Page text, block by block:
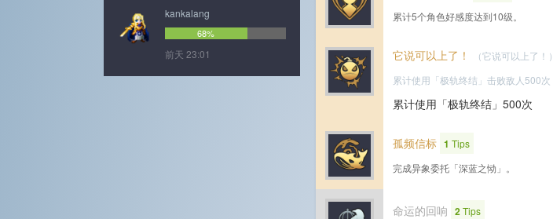
累计5个角色好感度达到10级。
它说可以上了！ （它说可以上了！）
累计使用「极轨终结」击败敌人500次
累计使用「极轨终结」500次
孤频信标 1 Tips
完成异象委托「深蓝之恸」。
命运的回响 2Tips
kankalang
68%
前天 23:01